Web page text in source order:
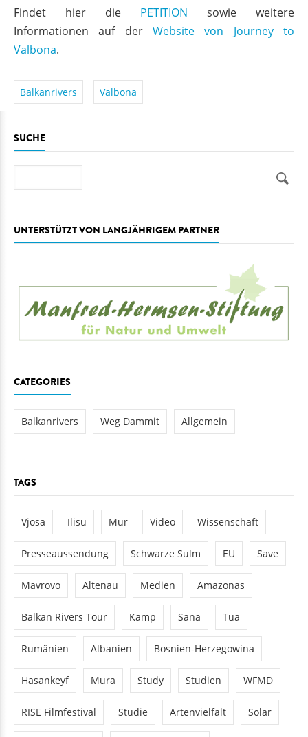
Findet hier die PETITION sowie weitere
Informationen auf der Website von Journey to
Valbona.
Balkanrivers Valbona
SUCHE
UNTERSTÜTZT VON LANGJÄHRIGEM PARTNER
CATEGORIES
Balkanrivers Weg Dammit Allgemein
TAGS
Vjosa Ilisu Mur Video Wissenschaft
Presseaussendung Schwarze Sulm EU Save
Mavrovo Altenau Medien Amazonas
Balkan Rivers Tour Kamp Sana Tua
Rumänien Albanien Bosnien-Herzegowina
Hasankeyf Mura Study Studien WFMD
RISE Filmfestival Studie Artenvielfalt Solar